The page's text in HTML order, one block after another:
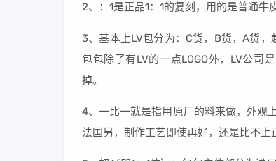
2、：1是正品1：1的复刻，用的是普通牛
3、基本上LV包分为：C货，B货，A货，
包包除了有LV的一点LOGO外，LV公司
掉。
4、一比一就是指用原厂的料来做，外观
法国另，制作工艺即使再好，还是比不上